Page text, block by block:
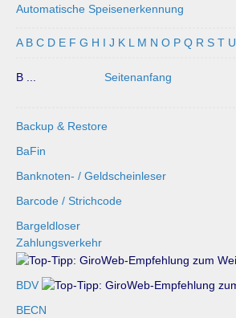
Automatische Speisenerkennung
A B C D E F G H I J K L M N O P Q R S T U
B ... Seitenanfang
Backup & Restore
BaFin
Banknoten- / Geldscheinleser
Barcode / Strichcode
Bargeldloser
Zahlungsverkehr
BDV
BECN